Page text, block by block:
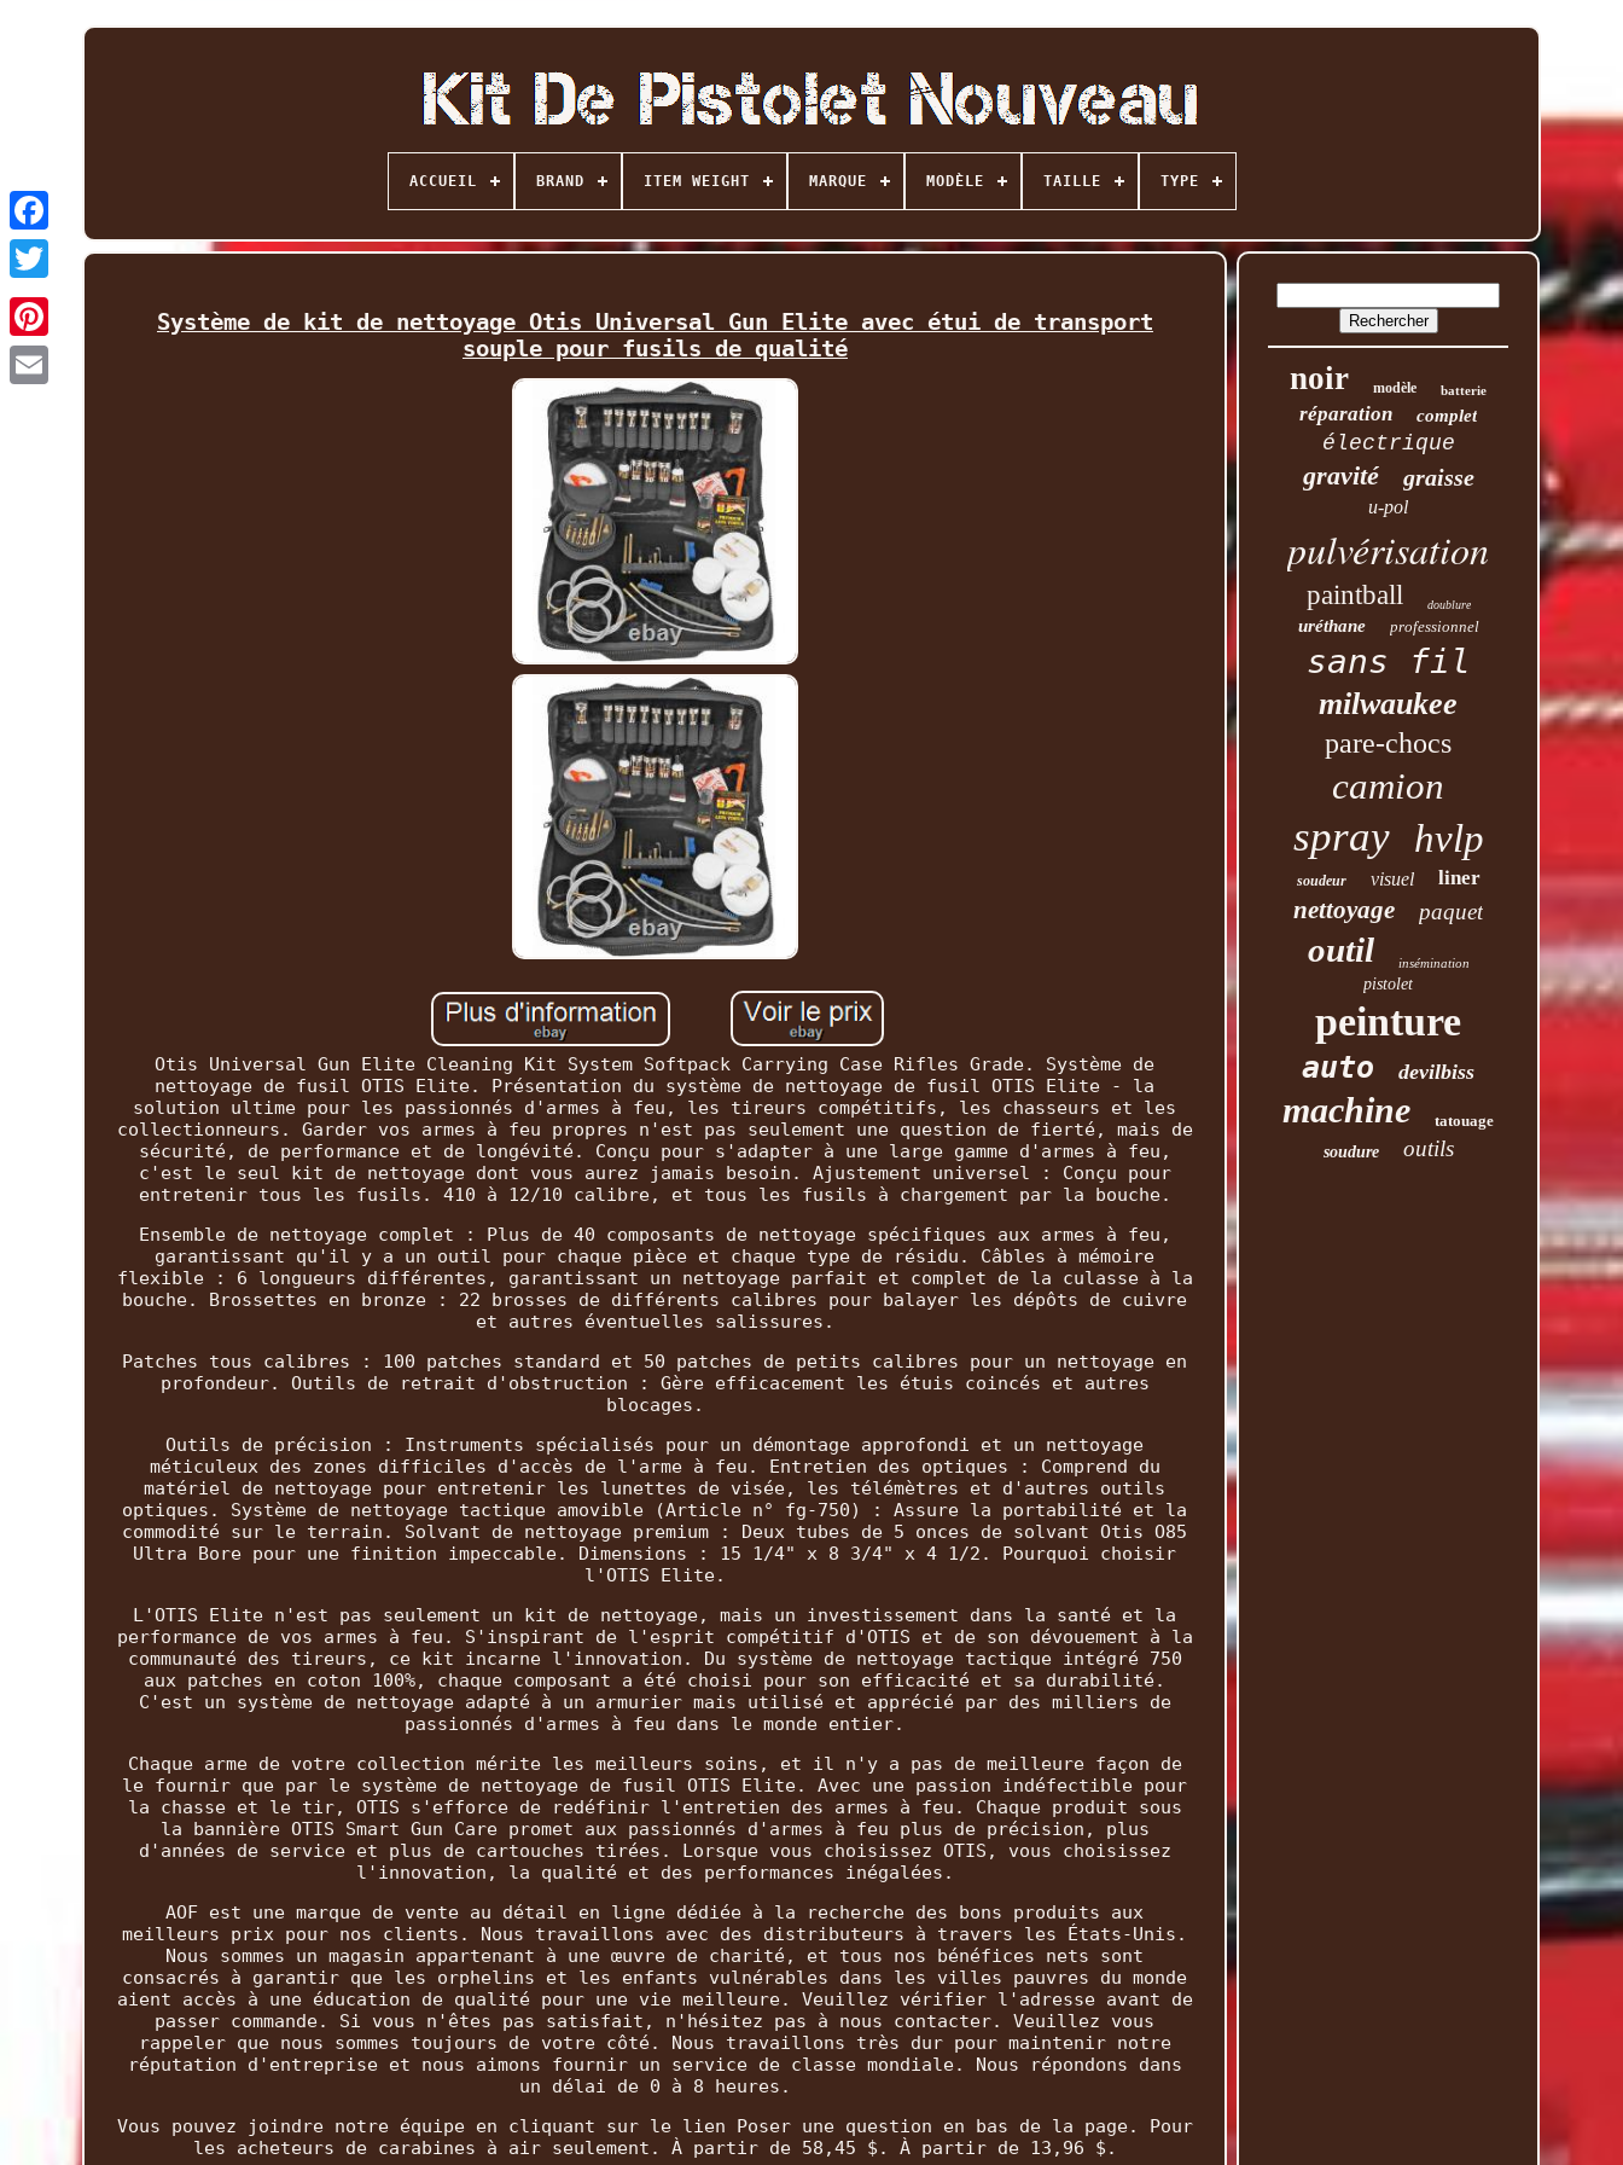
Facebook
Twitter
ACCUEIL BRAND ITEM WEIGHT MARQUE MODÈLE TAILLE TYPE
Système de kit de nettoyage Otis Universal Gun Elite avec étui de transport
souple pour fusils de qualité
Otis Universal Gun Elite Cleaning Kit System Softpack Carrying Case Rifles Grade. Système de
nettoyage de fusil OTIS Elite. Présentation du système de nettoyage de fusil OTIS Elite - la
solution ultime pour les passionnés d'armes à feu, les tireurs compétitifs, les chasseurs et les
collectionneurs. Garder vos armes à feu propres n'est pas seulement une question de fierté, mais de
sécurité, de performance et de longévité. Conçu pour s'adapter à une large gamme d'armes à feu,
c'est le seul kit de nettoyage dont vous aurez jamais besoin. Ajustement universel : Conçu pour
entretenir tous les fusils. 410 à 12/10 calibre, et tous les fusils à chargement par la bouche.
Ensemble de nettoyage complet : Plus de 40 composants de nettoyage spécifiques aux armes à feu,
garantissant qu'il y a un outil pour chaque pièce et chaque type de résidu. Câbles à mémoire
flexible : 6 longueurs différentes, garantissant un nettoyage parfait et complet de la culasse à la
bouche. Brossettes en bronze : 22 brosses de différents calibres pour balayer les dépôts de cuivre
et autres éventuelles salissures.
Patches tous calibres : 100 patches standard et 50 patches de petits calibres pour un nettoyage en
profondeur. Outils de retrait d'obstruction : Gère efficacement les étuis coincés et autres
blocages.
Outils de précision : Instruments spécialisés pour un démontage approfondi et un nettoyage
méticuleux des zones difficiles d'accès de l'arme à feu. Entretien des optiques : Comprend du
matériel de nettoyage pour entretenir les lunettes de visée, les télémètres et d'autres outils
optiques. Système de nettoyage tactique amovible (Article n° fg-750) : Assure la portabilité et la
commodité sur le terrain. Solvant de nettoyage premium : Deux tubes de 5 onces de solvant Otis O85
Ultra Bore pour une finition impeccable. Dimensions : 15 1/4" x 8 3/4" x 4 1/2. Pourquoi choisir
l'OTIS Elite.
L'OTIS Elite n'est pas seulement un kit de nettoyage, mais un investissement dans la santé et la
performance de vos armes à feu. S'inspirant de l'esprit compétitif d'OTIS et de son dévouement à la
communauté des tireurs, ce kit incarne l'innovation. Du système de nettoyage tactique intégré 750
aux patches en coton 100%, chaque composant a été choisi pour son efficacité et sa durabilité.
C'est un système de nettoyage adapté à un armurier mais utilisé et apprécié par des milliers de
passionnés d'armes à feu dans le monde entier.
Chaque arme de votre collection mérite les meilleurs soins, et il n'y a pas de meilleure façon de
le fournir que par le système de nettoyage de fusil OTIS Elite. Avec une passion indéfectible pour
la chasse et le tir, OTIS s'efforce de redéfinir l'entretien des armes à feu. Chaque produit sous
la bannière OTIS Smart Gun Care promet aux passionnés d'armes à feu plus de précision, plus
d'années de service et plus de cartouches tirées. Lorsque vous choisissez OTIS, vous choisissez
l'innovation, la qualité et des performances inégalées.
AOF est une marque de vente au détail en ligne dédiée à la recherche des bons produits aux
meilleurs prix pour nos clients. Nous travaillons avec des distributeurs à travers les États-Unis.
Nous sommes un magasin appartenant à une œuvre de charité, et tous nos bénéfices nets sont
consacrés à garantir que les orphelins et les enfants vulnérables dans les villes pauvres du monde
aient accès à une éducation de qualité pour une vie meilleure. Veuillez vérifier l'adresse avant de
passer commande. Si vous n'êtes pas satisfait, n'hésitez pas à nous contacter. Veuillez vous
rappeler que nous sommes toujours de votre côté. Nous travaillons très dur pour maintenir notre
réputation d'entreprise et nous aimons fournir un service de classe mondiale. Nous répondons dans
un délai de 0 à 8 heures.
Vous pouvez joindre notre équipe en cliquant sur le lien Poser une question en bas de la page. Pour
les acheteurs de carabines à air seulement. À partir de 58,45 $. À partir de 13,96 $.
noir modèle batterie
réparation complet
électrique
gravité graisse
u-pol
pulvérisation
paintball doublure
uréthane professionnel
sans fil
milwaukee
pare-chocs
camion
spray hvlp
soudeur visuel liner
nettoyage paquet
outil insémination
pistolet
peinture
auto devilbiss
machine
tatouage
soudure
outils